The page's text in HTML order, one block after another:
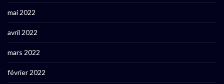
mai 2022
avril 2022
mars 2022
février 2022